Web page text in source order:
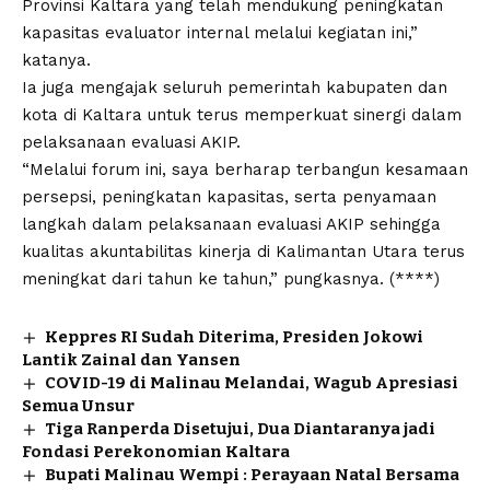
Provinsi Kaltara yang telah mendukung peningkatan
kapasitas evaluator internal melalui kegiatan ini,”
katanya.
Ia juga mengajak seluruh pemerintah kabupaten dan
kota di Kaltara untuk terus memperkuat sinergi dalam
pelaksanaan evaluasi AKIP.
“Melalui forum ini, saya berharap terbangun kesamaan
persepsi, peningkatan kapasitas, serta penyamaan
langkah dalam pelaksanaan evaluasi AKIP sehingga
kualitas akuntabilitas kinerja di Kalimantan Utara terus
meningkat dari tahun ke tahun,” pungkasnya. (****)
Keppres RI Sudah Diterima, Presiden Jokowi
Lantik Zainal dan Yansen
COVID-19 di Malinau Melandai, Wagub Apresiasi
Semua Unsur
Tiga Ranperda Disetujui, Dua Diantaranya jadi
Fondasi Perekonomian Kaltara
Bupati Malinau Wempi : Perayaan Natal Bersama